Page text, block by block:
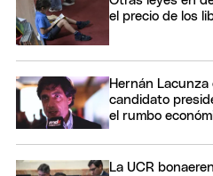
el precio de los
Hernán
candidato
el rumbo
La UCR